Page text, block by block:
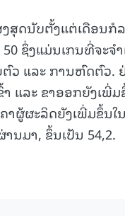
ສຸດນັບຕັ້ງແຕ່ເດືອນກໍ
ຊຶ່ງແມ່ນເກນທີ່ຈະຈໍ
ວ ແລະ ການຫົດຕົວ.
າ ແລະ ຂາອອກຍັງເພີ່
າຜູ້ຜະລິດຍັງເພີ່ມຂຶ້ນໃ
ນມາ, ຂຶ້ນເປັນ 54,2.